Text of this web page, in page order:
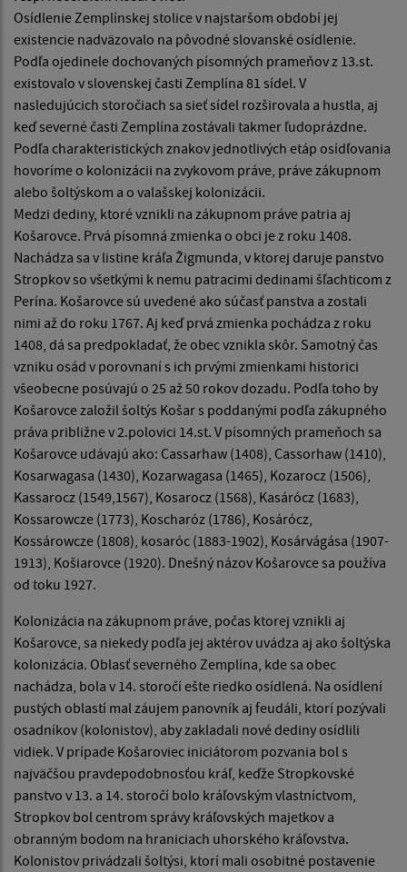
Osídlenie Zemplínskej stolice v najstaršom období jej
existencie nadväzovalo na pôvodné slovanské osídlenie.
Podľa ojedinele dochovaných písomných prameňov z 13.st.
existovalo v slovenskej časti Zemplína 81 sídel. V
nasledujúcich storočiach sa sieť sídel rozširovala a hustla, aj
keď severné časti Zemplína zostávali takmer ľudoprázdne.
Podľa charakteristických znakov jednotlivých etáp osídľovania
hovoríme o kolonizácii na zvykovom práve, práve zákupnom
alebo šoltýskom a o valašskej kolonizácii.
Medzi dediny, ktoré vznikli na zákupnom práve patria aj
Košarovce. Prvá písomná zmienka o obci je z roku 1408.
Nachádza sa v listine kráľa Žigmunda, v ktorej daruje panstvo
Stropkov so všetkými k nemu patracimi dedinami šľachticom z
Perína. Košarovce sú uvedené ako súčasť panstva a zostali
nimi až do roku 1767. Aj keď prvá zmienka pochádza z roku
1408, dá sa predpokladať, že obec vznikla skôr. Samotný čas
vzniku osád v porovnaní s ich prvými zmienkami historici
všeobecne posúvajú o 25 až 50 rokov dozadu. Podľa toho by
Košarovce založil šoltýs Košar s poddanými podľa zákupného
práva približne v 2.polovici 14.st. V písomných prameňoch sa
Košarovce udávajú ako: Cassarhaw (1408), Cassorhaw (1410),
Kosarwagasa (1430), Kozarwagasa (1465), Kozarocz (1506),
Kassarocz (1549,1567), Kosarocz (1568), Kasárócz (1683),
Kossarowcze (1773), Koscharóz (1786), Kosárócz,
Kossárowcze (1808), kosaróc (1883-1902), Kosárvágása (1907-
1913), Košiarovce (1920). Dnešný názov Košarovce sa používa
od toku 1927.
Kolonizácia na zákupnom práve, počas ktorej vznikli aj
Košarovce, sa niekedy podľa jej aktérov uvádza aj ako šoltýska
kolonizácia. Oblasť severného Zemplína, kde sa obec
nachádza, bola v 14. storočí ešte riedko osídlená. Na osídlení
pustých oblastí mal záujem panovník aj feudáli, ktorí pozývali
osadníkov (kolonistov), aby zakladali nové dediny osídlili
vidiek. V prípade Košaroviec iniciátorom pozvania bol s
najväčšou pravdepodobnosťou kráľ, keďže Stropkovské
panstvo v 13. a 14. storočí bolo kráľovským vlastníctvom,
Stropkov bol centrom správy kráľovských majetkov a
obranným bodom na hraniciach uhorského kráľovstva.
Kolonistov privádzali šoltýsi, ktorí mali osobitné postavenie